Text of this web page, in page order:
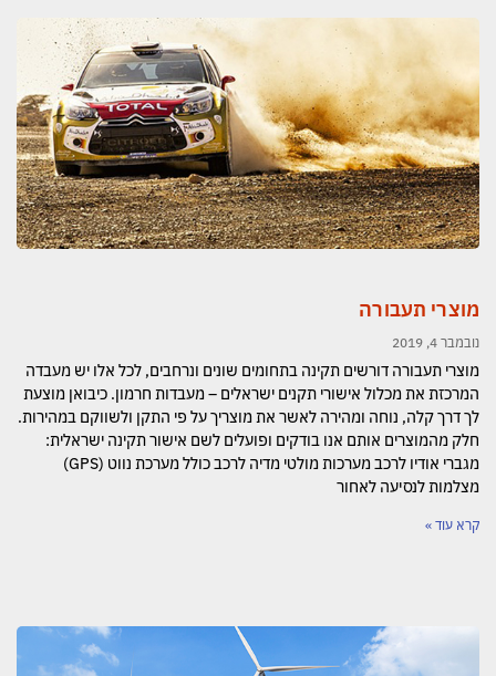
מוצרי תעבורה
נובמבר 4, 2019
מוצרי תעבורה דורשים תקינה בתחומים שונים ונרחבים, לכל אלו יש מעבדה
המרכזת את מכלול אישורי תקנים ישראלים – מעבדות חרמון. כיבואן מוצעת
לך דרך קלה, נוחה ומהירה לאשר את מוצריך על פי התקן ולשווקם במהירות.
חלק מהמוצרים אותם אנו בודקים ופועלים לשם אישור תקינה ישראלית:
מגברי אודיו לרכב מערכות מולטי מדיה לרכב כולל מערכת נווט (GPS)
מצלמות לנסיעה לאחור
קרא עוד »